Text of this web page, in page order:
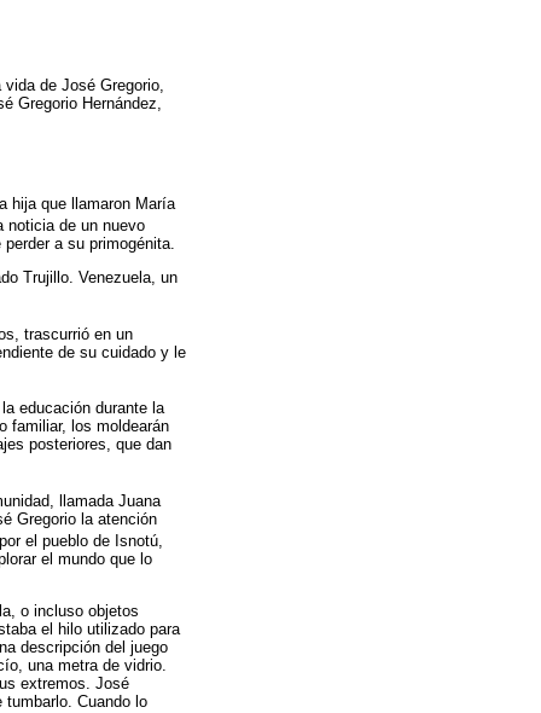
de José Gregorio,
Gregorio Hernández,
hija que llamaron María
noticia de un nuevo
a su primogénita.
Trujillo. Venezuela, un
trascurrió en un
de su cuidado y le
educación durante la
familiar, los moldearán
posteriores, que dan
llamada Juana
Gregorio la atención
el pueblo de Isnotú,
el mundo que lo
o incluso objetos
el hilo utilizado para
descripción del juego
una metra de vidrio.
extremos. José
tumbarlo. Cuando lo